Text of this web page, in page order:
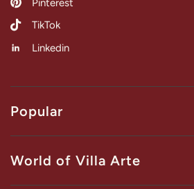
TikTok
Linkedin
Popular
World of Villa Arte